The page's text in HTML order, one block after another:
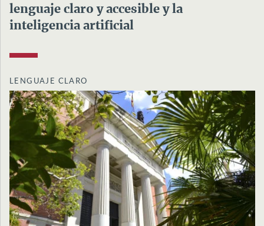
lenguaje claro y accesible y la
inteligencia artificial
LENGUAJE CLARO